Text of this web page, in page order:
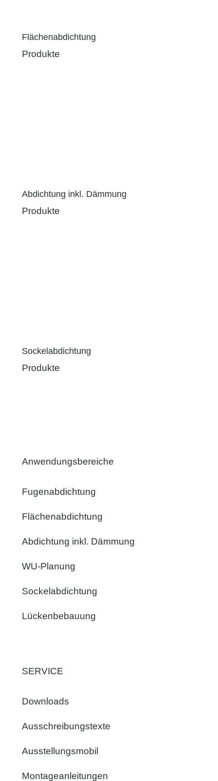
Flächenabdichtung
Produkte
Abdichtung inkl. Dämmung
Produkte
Sockelabdichtung
Produkte
Anwendungsbereiche
Fugenabdichtung
Flächenabdichtung
Abdichtung inkl. Dämmung
WU-Planung
Sockelabdichtung
Lückenbebauung
SERVICE
Downloads
Ausschreibungstexte
Ausstellungsmobil
Montageanleitungen